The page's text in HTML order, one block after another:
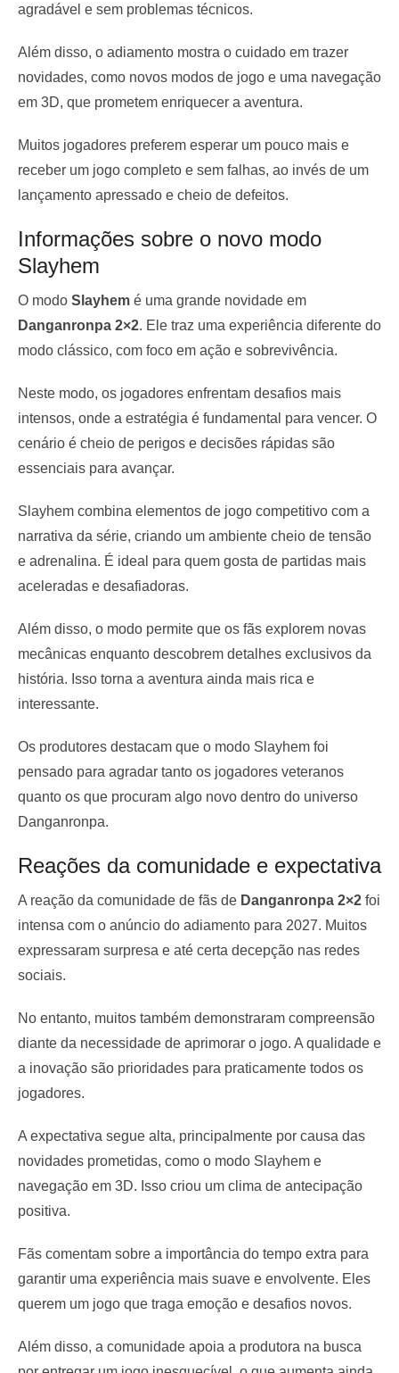
agradável e sem problemas técnicos.
Além disso, o adiamento mostra o cuidado em trazer
novidades, como novos modos de jogo e uma navegação
em 3D, que prometem enriquecer a aventura.
Muitos jogadores preferem esperar um pouco mais e
receber um jogo completo e sem falhas, ao invés de um
lançamento apressado e cheio de defeitos.
Informações sobre o novo modo
Slayhem
O modo Slayhem é uma grande novidade em
Danganronpa 2×2. Ele traz uma experiência diferente do
modo clássico, com foco em ação e sobrevivência.
Neste modo, os jogadores enfrentam desafios mais
intensos, onde a estratégia é fundamental para vencer. O
cenário é cheio de perigos e decisões rápidas são
essenciais para avançar.
Slayhem combina elementos de jogo competitivo com a
narrativa da série, criando um ambiente cheio de tensão
e adrenalina. É ideal para quem gosta de partidas mais
aceleradas e desafiadoras.
Além disso, o modo permite que os fãs explorem novas
mecânicas enquanto descobrem detalhes exclusivos da
história. Isso torna a aventura ainda mais rica e
interessante.
Os produtores destacam que o modo Slayhem foi
pensado para agradar tanto os jogadores veteranos
quanto os que procuram algo novo dentro do universo
Danganronpa.
Reações da comunidade e expectativa
A reação da comunidade de fãs de Danganronpa 2×2 foi
intensa com o anúncio do adiamento para 2027. Muitos
expressaram surpresa e até certa decepção nas redes
sociais.
No entanto, muitos também demonstraram compreensão
diante da necessidade de aprimorar o jogo. A qualidade e
a inovação são prioridades para praticamente todos os
jogadores.
A expectativa segue alta, principalmente por causa das
novidades prometidas, como o modo Slayhem e
navegação em 3D. Isso criou um clima de antecipação
positiva.
Fãs comentam sobre a importância do tempo extra para
garantir uma experiência mais suave e envolvente. Eles
querem um jogo que traga emoção e desafios novos.
Além disso, a comunidade apoia a produtora na busca